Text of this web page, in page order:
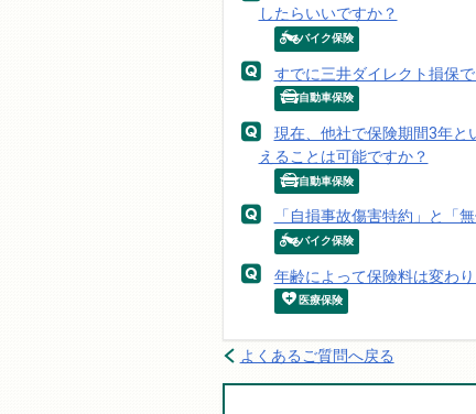
したらいいですか？
バイク保険
すでに三井ダイレクト損保
自動車保険
現在、他社で保険期間3年と
えることは可能ですか？
自動車保険
「自損事故傷害特約」と「
バイク保険
年齢によって保険料は変わ
医療保険
よくあるご質問へ戻る